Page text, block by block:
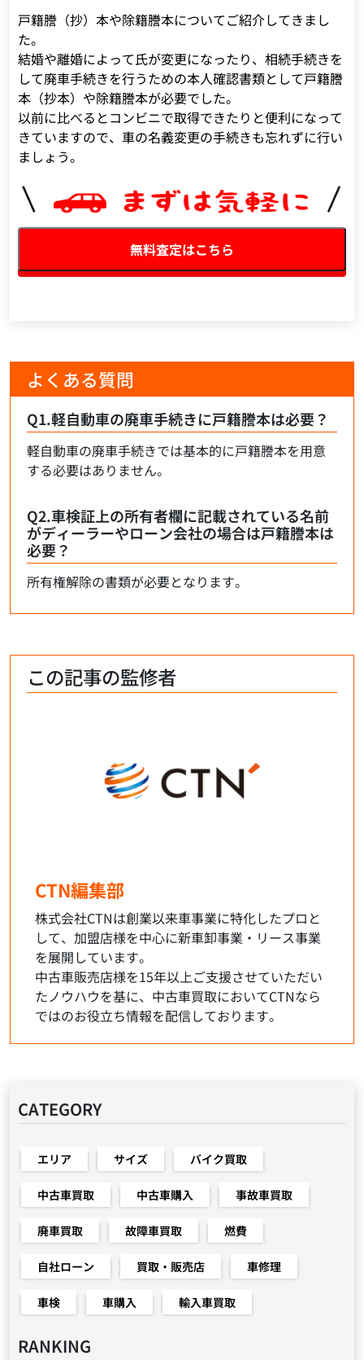
戸籍謄（抄）本や除籍謄本についてご紹介してきまし
た。
結婚や離婚によって氏が変更になったり、相続手続きを
して廃車手続きを行うための本人確認書類として戸籍謄
本（抄本）や除籍謄本が必要でした。
以前に比べるとコンビニで取得できたりと便利になって
きていますので、車の名義変更の手続きも忘れずに行い
ましょう。
無料査定はこちら
よくある質問
Q1.軽自動車の廃車手続きに戸籍謄本は必要？
軽自動車の廃車手続きでは基本的に戸籍謄本を用意
する必要はありません。
Q2.車検証上の所有者欄に記載されている名前
がディーラーやローン会社の場合は戸籍謄本は
必要？
所有権解除の書類が必要となります。
この記事の監修者
CTN編集部
株式会社CTNは創業以来車事業に特化したプロと
して、加盟店様を中心に新車卸事業・リース事業
を展開しています。
中古車販売店様を15年以上ご支援させていただい
たノウハウを基に、中古車買取においてCTNなら
ではのお役立ち情報を配信しております。
CATEGORY
エリア サイズ バイク買取
中古車買取 中古車購入 事故車買取
廃車買取 故障車買取 燃費
自社ローン 買取・販売店 車修理
車検 車購入 輸入車買取
RANKING